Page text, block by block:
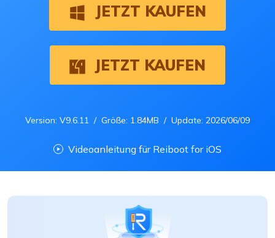
JETZT KAUFEN
JETZT KAUFEN
Version: V9.6.11 / Größe: 1.84MB / Update: 2026/06/09
Videoanleitung für Reiboot for iOS